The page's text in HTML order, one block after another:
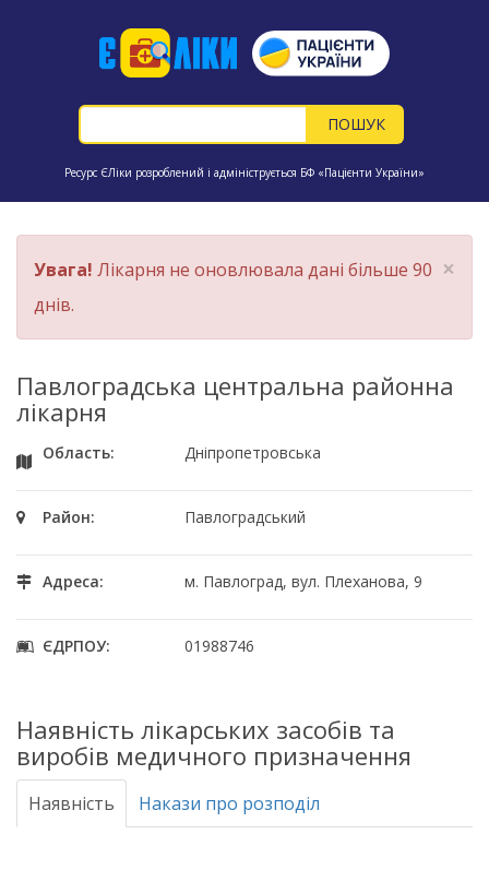
Ресурс ЄЛіки розроблений і адмініструється БФ «Пацієнти України»
×
Увага! Лікарня не оновлювала дані більше 90
днів.
Павлоградська центральна районна
лікарня
Область: Дніпропетровська
Район: Павлоградський
Адреса: м. Павлоград, вул. Плеханова, 9
ЄДРПОУ: 01988746
Наявність лікарських засобів та
виробів медичного призначення
Наявність Накази про розподіл